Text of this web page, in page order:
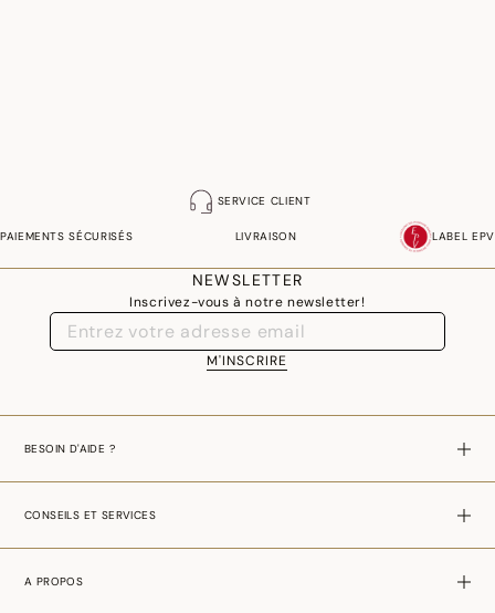
SERVICE CLIENT
PAIEMENTS SÉCURISÉS LIVRAISON LABEL EPV
NEWSLETTER
Inscrivez-vous à notre newsletter!
M'INSCRIRE
BESOIN D'AIDE ?
CONSEILS ET SERVICES
A PROPOS